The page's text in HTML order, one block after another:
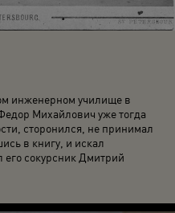
инженерном училище в
Михайлович уже тогда
сторонился, не принимал
в книгу, и искал
его сокурсник Дмитрий